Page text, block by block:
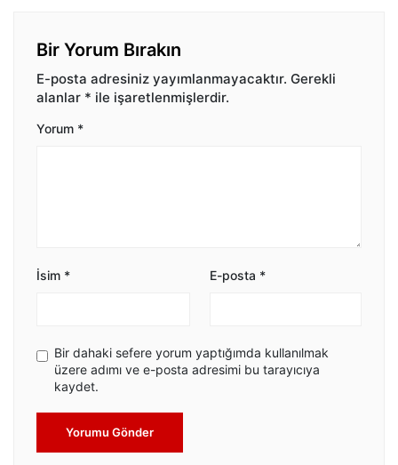
Bir Yorum Bırakın
E-posta adresiniz yayımlanmayacaktır. Gerekli
alanlar * ile işaretlenmişlerdir.
Yorum *
İsim * E-posta *
Bir dahaki sefere yorum yaptığımda kullanılmak
üzere adımı ve e-posta adresimi bu tarayıcıya
kaydet.
Yorumu Gönder